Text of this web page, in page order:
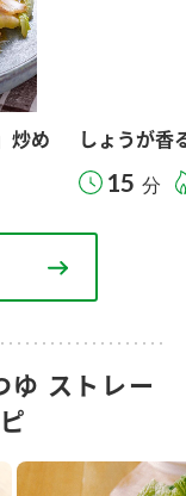
炒め しょうが
15 分
ゆ ストレー